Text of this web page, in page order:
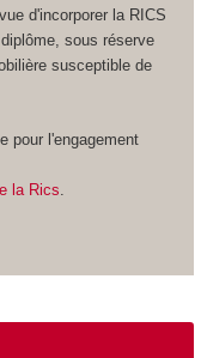
d'incorporer la RICS
sous réserve
susceptible de
pour l'engagement
la Rics